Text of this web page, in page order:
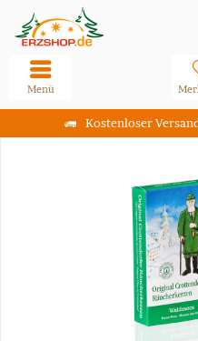
Kostenloser
Menü